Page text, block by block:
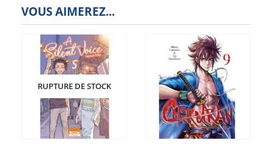
VOUS AIMEREZ...
RUPTURE DE STOCK